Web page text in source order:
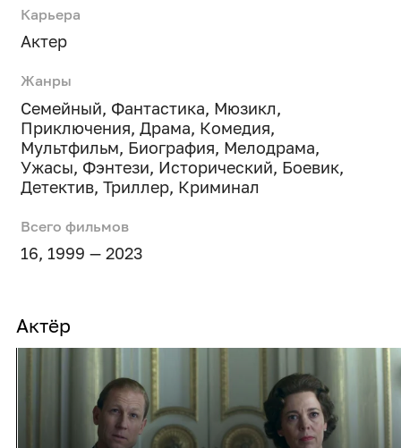
Карьера
Актер
Жанры
Семейный, Фантастика, Мюзикл,
Приключения, Драма, Комедия,
Мультфильм, Биография, Мелодрама,
Ужасы, Фэнтези, Исторический, Боевик,
Детектив, Триллер, Криминал
Всего фильмов
16, 1999 — 2023
Актёр